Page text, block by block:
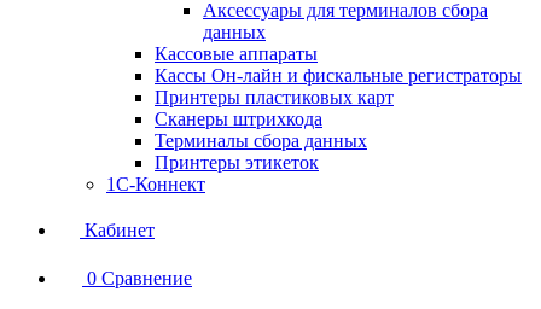
Аксессуары для терминалов сбора
данных
Кассовые аппараты
Кассы Он-лайн и фискальные регистраторы
Принтеры пластиковых карт
Сканеры штрихкода
Терминалы сбора данных
Принтеры этикеток
1С-Коннект
Кабинет
0 Сравнение